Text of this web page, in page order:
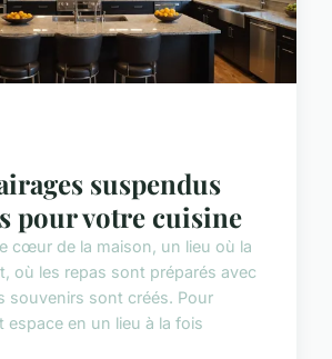
suspendus
pour votre cuisine
cœur de la maison, un lieu où la
où les repas sont préparés avec
souvenirs sont créés. Pour
espace en un lieu à la fois